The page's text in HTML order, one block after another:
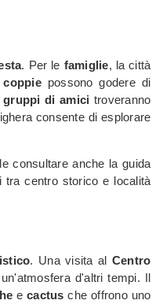
. Per le famiglie, la città
coppiepossono godere di
gruppi di amici troveranno
consente di esplorare
consultare anche la guida
tra centro storico e località
. Una visita al Centro
d'altri tempi. Il
ecactus che offrono uno